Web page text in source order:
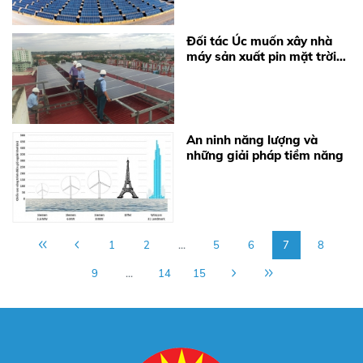
Đối tác Úc muốn xây nhà
máy sản xuất pin mặt trời
An ninh năng lượng và
những giải pháp tiềm năng
1 2 ... 5 6 7 8
9 ... 14 15